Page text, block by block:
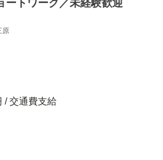
ートワーク／未経験歓迎
原
/ 交通費支給